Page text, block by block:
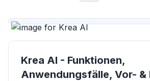
Krea AI - Funktionen,
Anwendungsfälle, Vor- &